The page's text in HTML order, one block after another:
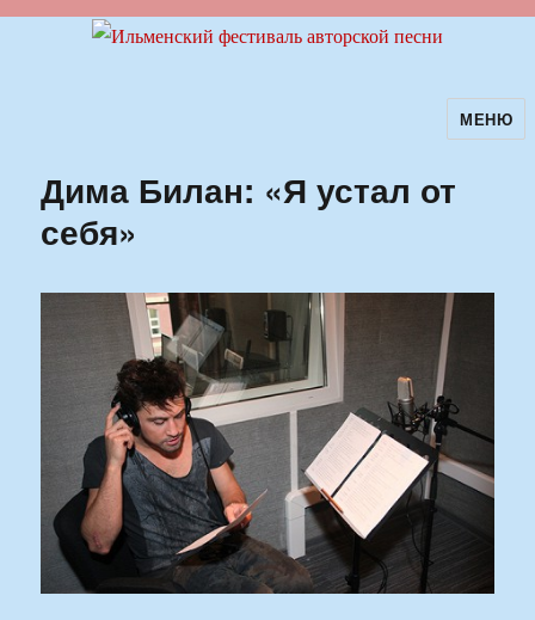
Ильменский фестиваль авторскойМЕНЮ
Дима Билан: «Я устал от
себя»